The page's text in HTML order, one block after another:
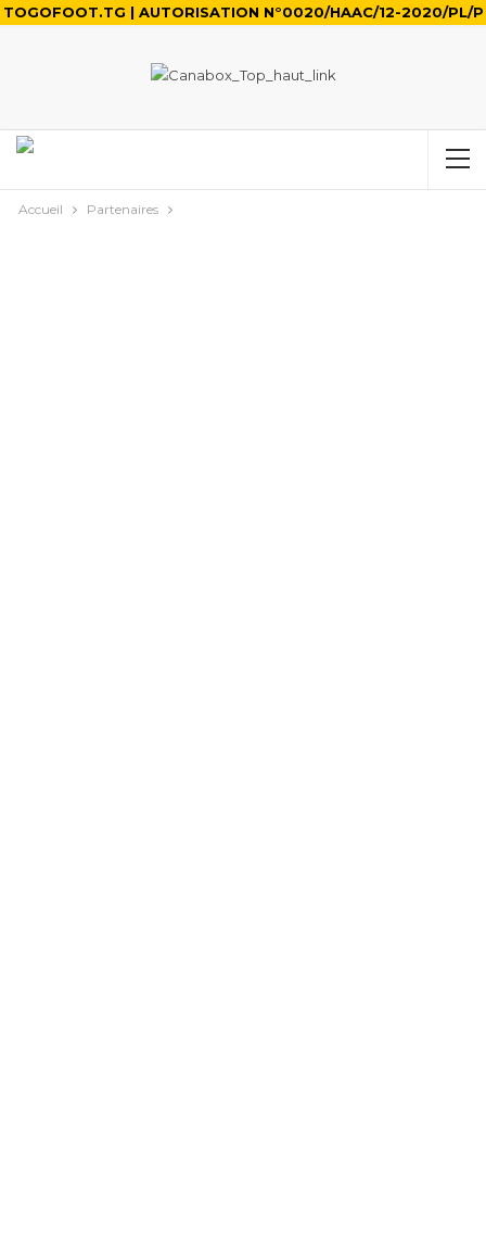
TOGOFOOT.TG | AUTORISATION N°0020/HAAC/12-2020/PL/P
Accueil Partenaires